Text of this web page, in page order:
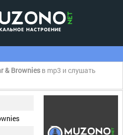
& Brownies в mp3 и слушать